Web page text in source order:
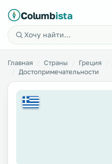
Columbista
Главная Страны Греция
Достопримечательности